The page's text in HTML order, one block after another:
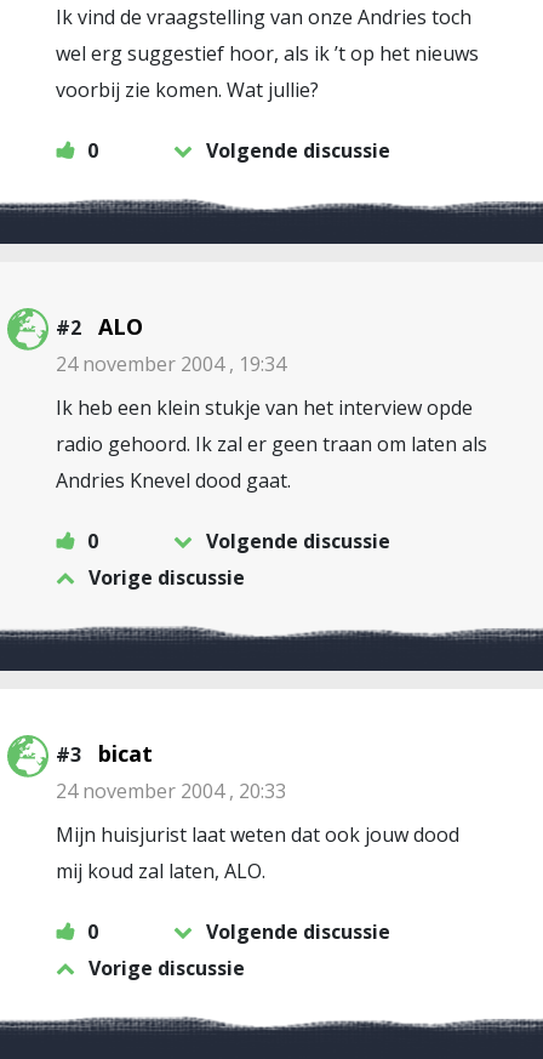
Ik vind de vraagstelling van onze Andries toch
wel erg suggestief hoor, als ik ’t op het nieuws
voorbij zie komen. Wat jullie?
0 Volgende discussie
#2 ALO
24 november 2004 , 19:34
Ik heb een klein stukje van het interview opde
radio gehoord. Ik zal er geen traan om laten als
Andries Knevel dood gaat.
0
Volgende discussie
Vorige discussie
#3 bicat
24 november 2004 , 20:33
Mijn huisjurist laat weten dat ook jouw dood
mij koud zal laten, ALO.
0
Volgende discussie
Vorige discussie